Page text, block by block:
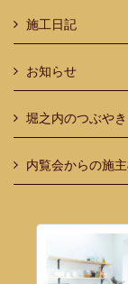
施工日記
お知らせ
堀之内のつぶやき
内覧会からの施